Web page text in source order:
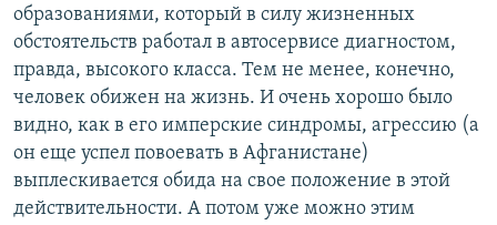
образованиями, который в силу жизненных
обстоятельств работал в автосервисе диагностом,
правда, высокого класса. Тем не менее, конечно,
человек обижен на жизнь. И очень хорошо было
видно, как в его имперские синдромы, агрессию (а
он еще успел повоевать в Афганистане)
выплескивается обида на свое положение в этой
действительности. А потом уже можно этим